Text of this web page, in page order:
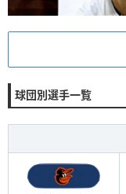
球団別選手一覧